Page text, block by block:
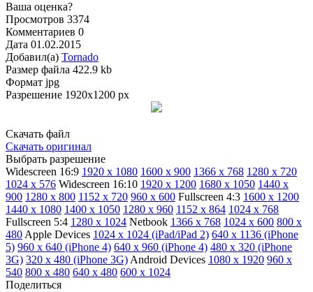
Ваша оценка?
Просмотров 3374
Комментариев 0
Дата 01.02.2015
Добавил(а) Tornado
Размер файла 422.9 kb
Формат jpg
Разрешение 1920x1200 px
Скачать файл
Скачать оригинал
Выбрать разрешение
Widescreen 16:9 1920 x 1080 1600 x 900 1366 x 768 1280 x 720
1024 x 576 Widescreen 16:10 1920 x 1200 1680 x 1050 1440 x
900 1280 x 800 1152 x 720 960 x 600 Fullscreen 4:3 1600 x 1200
1440 x 1080 1400 x 1050 1280 x 960 1152 x 864 1024 x 768
Fullscreen 5:4 1280 x 1024 Netbook 1366 x 768 1024 x 600 800 x
480 Apple Devices 1024 x 1024 (iPad/iPad 2) 640 x 1136 (iPhone
5) 960 x 640 (iPhone 4) 640 x 960 (iPhone 4) 480 x 320 (iPhone
3G) 320 x 480 (iPhone 3G) Android Devices 1080 x 1920 960 х
540 800 х 480 640 x 480 600 x 1024
Поделиться